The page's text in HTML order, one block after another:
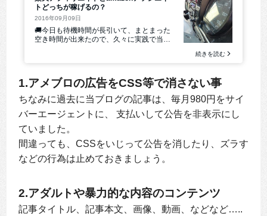
1.アメブロの広告をCSS等で消さない事
ちなみに過去に当ブログの記事は、毎月980円をサイ
バーエージェントに、 支払いして公告を非表示にし
ていました。
間違っても、CSSをいじって公告を消したり、ズラす
などの行為は止めておきましょう。
2.アダルトや暴力的な内容のコンテンツ
記事タイトル、記事本文、画像、動画、などなど…..